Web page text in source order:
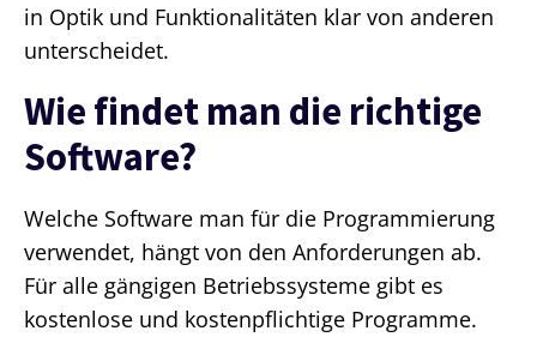
in Optik und Funktionalitäten klar von anderen
unterscheidet.
Wie findet man die richtige
Software?
Welche Software man für die Programmierung
verwendet, hängt von den Anforderungen ab.
Für alle gängigen Betriebssysteme gibt es
kostenlose und kostenpflichtige Programme.